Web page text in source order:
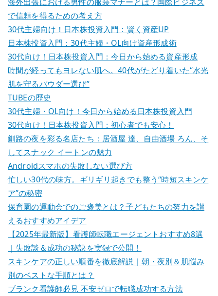
で信頼を得るための考え方
30代主婦向け！日本株投資入門：賢く資産UP
日本株投資入門：30代主婦・OL向け資産形成術
30代向け！日本株投資入門：今日から始める資産形成
時間が経ってもヨレない肌へ。40代がたどり着いた“水光
肌を守るパウダー選び”
TUBEの歴史
30代主婦・OL向け！今日から始める日本株投資入門
30代向け！日本株投資入門：初心者でも安心！
釧路の夜を彩る名店たち：居酒屋 達、自由酒場 ろん、そ
してスナック イートンの魅力
Androidスマホの失敗しない選び方
忙しい30代の味方。ギリギリ起きでも整う“時短スキンケ
ア”の秘密
保育園の運動会でのご褒美とは？子どもたちの努力を讃
えるおすすめアイデア
【2025年最新版】看護師転職エージェントおすすめ8選
｜失敗談＆成功の秘訣を実録で公開！
スキンケアの正しい順番を徹底解説｜朝・夜別＆肌悩み
別のベストな手順とは？
ブランク看護師必見 不安ゼロで転職成功する方法